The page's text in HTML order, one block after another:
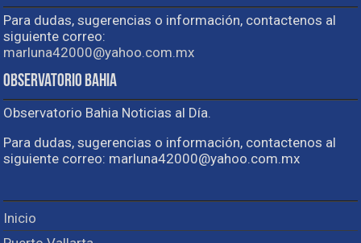
Para dudas, sugerencias o información, contactenos al
siguiente correo:
marluna42000@yahoo.com.mx
Observatorio Bahia
Observatorio Bahia Noticias al Día.
Para dudas, sugerencias o información, contactenos al
siguiente correo: marluna42000@yahoo.com.mx
Inicio